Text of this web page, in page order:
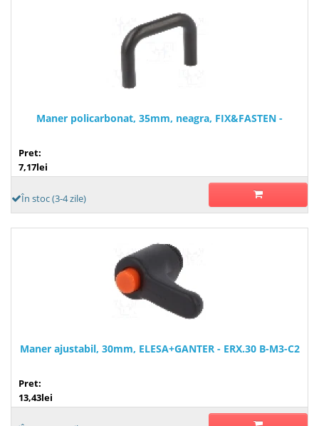
Maner policarbonat, 35mm, neagra, FIX&FASTEN -
Pret:
7,17lei
În stoc (3-4 zile)
Maner ajustabil, 30mm, ELESA+GANTER - ERX.30 B-M3-C2
Pret:
13,43lei